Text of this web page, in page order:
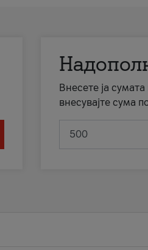
Внесете ја
внесувајте сума